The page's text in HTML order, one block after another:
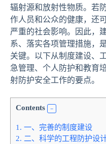
辐射源和放射性物质。若
作人员和公众的健康，还
严重的社会影响。因此，
系、落实各项管理措施，
关键。以下从制度建设、
急管理、个人防护和教育
射防护安全工作的要点。
Contents
1. 一、完善的制度建设
2. 二、科学的工程防护设